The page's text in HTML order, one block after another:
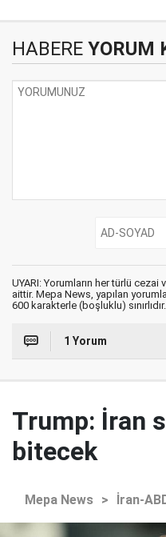
HABERE YORUM
UYARI: Yorumların her türlü
aittir. Mepa News, yapılan
600 karakterle (boşluklu) sınırlıdır.
1 Yorum
Trump: İran
bitecek
Mepa News > İran-